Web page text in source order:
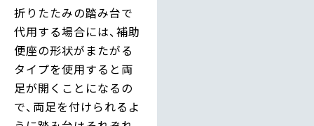
折りたたみの踏み台で
代用する場合には、補助
便座の形状がまたがる
タイプを使用すると両
足が開くことになるの
で、両足を付けられるよ